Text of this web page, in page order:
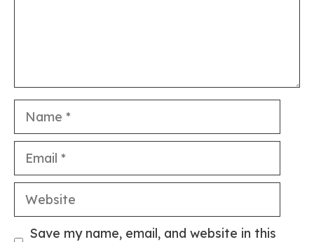
Name
Email
Website
Save my name, email, and website in this